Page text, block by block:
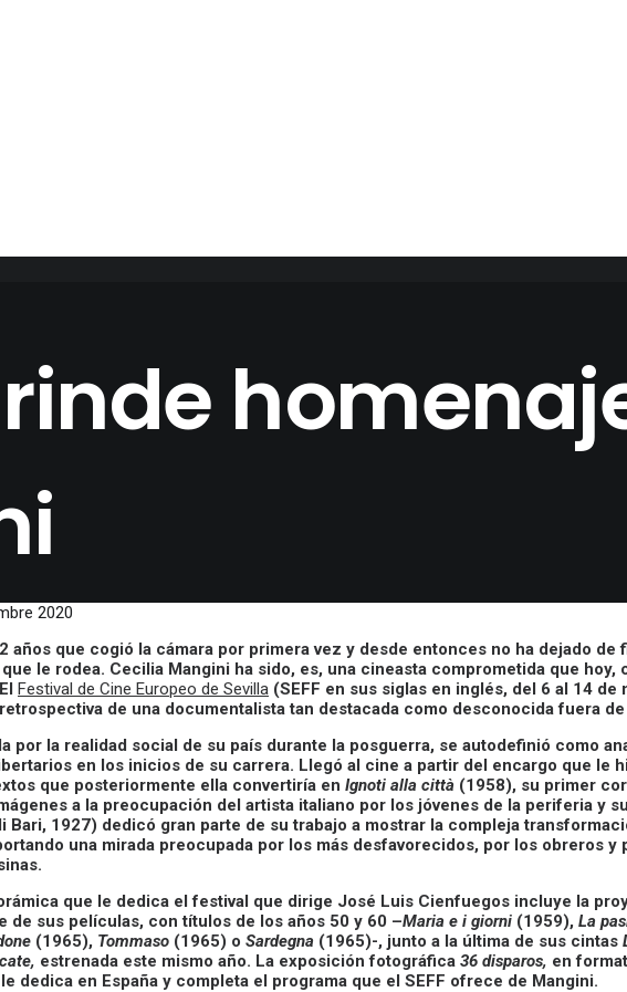
rinde
2020
años que cogió la cámara por primera vez y desde entonces no ha dejado de
le rodea. Cecilia Mangini ha sido, es, una cineasta comprometida que hoy,
Festival de Cine Europeo de Sevilla (SEFF en sus siglas en inglés, del 6 al 14
de una documentalista tan destacada como desconocida fuera de
por la realidad social de su país durante la posguerra, se autodefinió como
en los inicios de su carrera. Llegó al cine a partir del encargo que le
que posteriormente ella convertiría en Ignoti alla città (1958), su primer
a la preocupación del artista italiano por los jóvenes de la periferia y
Bari, 1927) dedicó gran parte de su trabajo a mostrar la compleja
una mirada preocupada por los más desfavorecidos, por los obreros y
que le dedica el festival que dirige José Luis Cienfuegos incluye la
de sus películas, con títulos de los años 50 y 60 –Maria e i giorni (1959), La
(1965), Tommaso (1965) o Sardegna (1965)-, junto a la última de sus cintas
estrenada este mismo año. La exposición fotográfica 36 disparos, en
dedica en España y completa el programa que el SEFF ofrece de Mangini.